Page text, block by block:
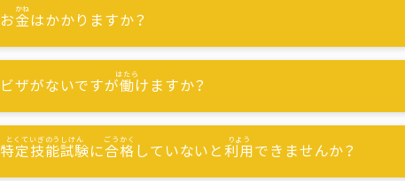
お金はかかりますか？
ビザがないですが働けますか？
特定技能試験に合格 していないと利用できませんか？